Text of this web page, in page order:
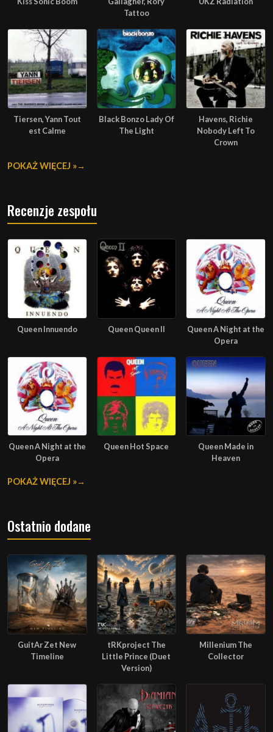
Tattoo
Tiersen, Yann Tout
est Calme
Black Bonzo Lady Of
The Light
Havens, Richie
Nobody Left To
Crown
POKAŻ WIĘCEJ »
Recenzje zespołu
Queen Innuendo Queen Queen II
Queen A Night at the
Opera
Queen A Night at the
Opera
Queen Hot Space
Queen Made in
Heaven
POKAŻ WIĘCEJ »
Ostatnio dodane
GuitAr Zet New
Timeline
tRKproject The
Little Prince (Duet
Version)
Millenium The
Collector